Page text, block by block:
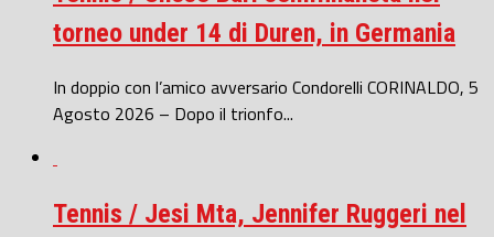
torneo under 14 di Duren, in Germania
In doppio con l’amico avversario Condorelli CORINALDO, 5
Agosto 2026 – Dopo il trionfo...
Tennis / Jesi Mta, Jennifer Ruggeri nel